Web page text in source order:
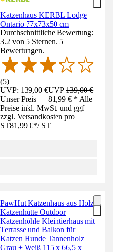
Katzenhaus KERBL Lodge
Ontario 77x73x50 cm
Durchschnittliche Bewertung:
3.2 von 5 Sternen. 5
Bewertungen.
(5)
UVP: 139,00 €UVP139,00 €
Unser Preis — 81,99 € * Alle
Preise inkl. MwSt. und ggf.
zzgl. Versandkosten pro
ST81,99 €*/ ST
PawHut Katzenhaus aus Holz,
Katzenhütte Outdoor
Katzenhöhle Kleintierhaus mit
Terrasse und Balkon für
Katzen Hunde Tannenholz
Grau + Weiß 115 x 66,5 x